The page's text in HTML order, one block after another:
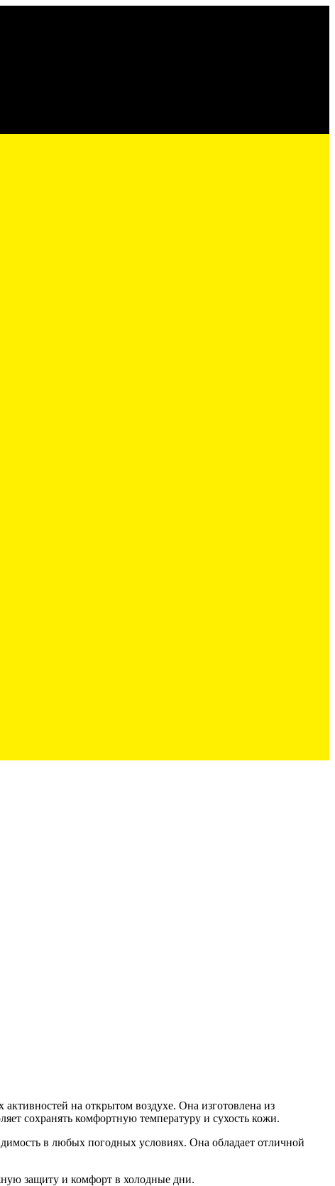
на открытом воздухе. Она изготовлена из
сохранять комфортную температуру и сухость кожи.
в любых погодных условиях. Она обладает отличной
защиту и комфорт в холодные дни.